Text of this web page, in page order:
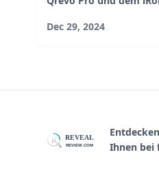
Komfort und a abdeckt.
Dec 29, 2024
R REVEAL
REVIEW.COM
Ihnen bei